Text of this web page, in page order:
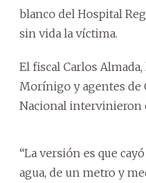
blanco del Hospital
sin vida la víctima.
El fiscal Carlos
Morínigo y agentes de
Nacional intervinieron
“La versión es que
agua, de un metro y